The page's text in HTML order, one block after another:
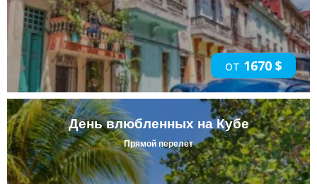
от 1670 $
День влюбленных на Кубе
Прямой перелет